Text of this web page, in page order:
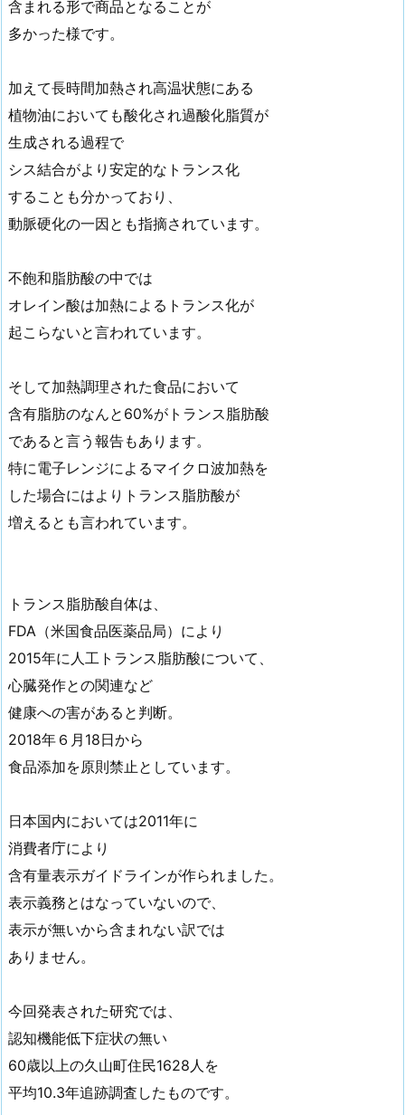
含まれる形で商品となることが
多かった様です。
加えて長時間加熱され高温状態にある
植物油においても酸化され過酸化脂質が
生成される過程で
シス結合がより安定的なトランス化
することも分かっており、
動脈硬化の一因とも指摘されています。
不飽和脂肪酸の中では
オレイン酸は加熱によるトランス化が
起こらないと言われています。
そして加熱調理された食品において
含有脂肪のなんと60%がトランス脂肪酸
であると言う報告もあります。
特に電子レンジによるマイクロ波加熱を
した場合にはよりトランス脂肪酸が
増えるとも言われています。
トランス脂肪酸自体は、
FDA（米国食品医薬品局）により
2015年に人工トランス脂肪酸について、
心臓発作との関連など
健康への害があると判断。
2018年６月18日から
食品添加を原則禁止としています。
日本国内においては2011年に
消費者庁により
含有量表示ガイドラインが作られました。
表示義務とはなっていないので、
表示が無いから含まれない訳では
ありません。
今回発表された研究では、
認知機能低下症状の無い
60歳以上の久山町住民1628人を
平均10.3年追跡調査したものです。